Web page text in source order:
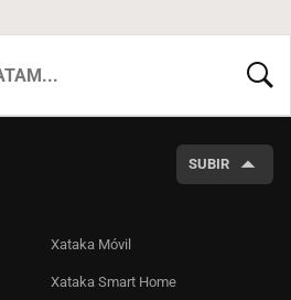
SUBIR
Xataka Móvil
Xataka Smart Home